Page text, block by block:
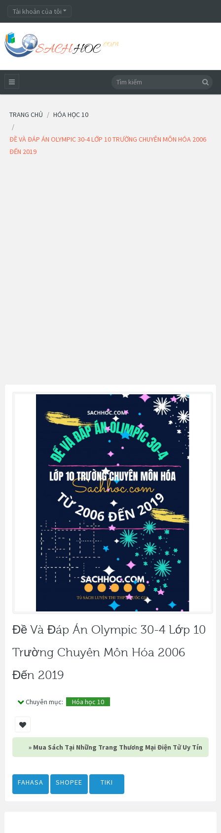
Tài khoản của tôi
TRANG CHỦ HÓA HỌC 10
ĐỀ VÀ ĐÁP ÁN OLYMPIC 30-4 LỚP 10 TRƯỜNG CHUYÊN MÔN HÓA 2006
ĐẾN 2019
Đề Và Đáp Án Olympic 30-4 Lớp 10
Trường Chuyên Môn Hóa 2006
Đến 2019
Chuyên mục: Hóa học 10
» Mua Sách Tại Những Trang Thương Mại Điện Tử Uy Tín
FAHASA SHOPEE TIKI